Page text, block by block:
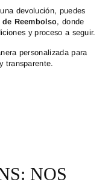
devolución, puedes
Reembolso, donde
y proceso a seguir.
personalizada para
transparente.
NOS